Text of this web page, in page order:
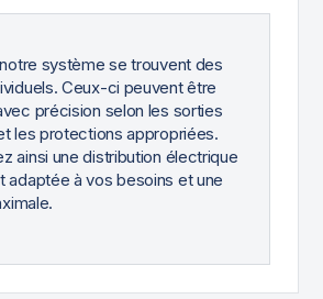
notre système se trouvent des
Ceux-ci peuvent être
précision selon les sorties
les protections appropriées.
ainsi une distribution électrique
adaptée à vos besoins et une